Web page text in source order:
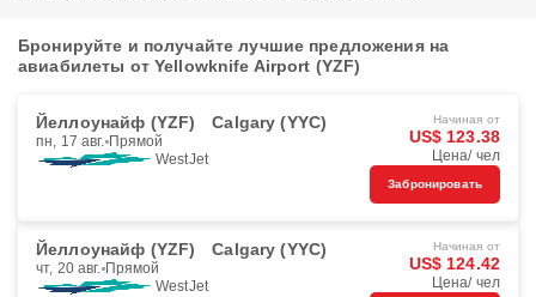
Бронируйте и получайте лучшие предложения на
авиабилеты от Yellowknife Airport (YZF)
Йеллоунайф (YZF) Calgary (YYC)
пн, 17 авг. Прямой
WestJet
Начиная от
US$ 123.38
Цена/ чел
Забронировать
Йеллоунайф (YZF) Calgary (YYC)
чт, 20 авг. Прямой
WestJet
Начиная от
US$ 124.42
Цена/ чел